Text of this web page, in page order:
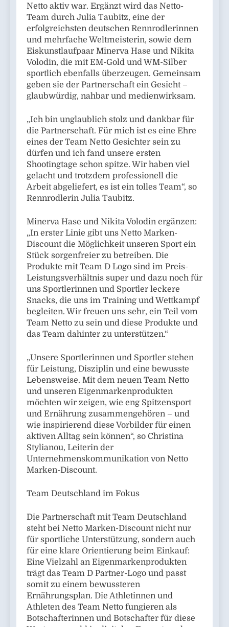
Netto aktiv war. Ergänzt wird das Netto-
Team durch Julia Taubitz, eine der
erfolgreichsten deutschen Rennrodlerinnen
und mehrfache Weltmeisterin, sowie dem
Eiskunstlaufpaar Minerva Hase und Nikita
Volodin, die mit EM-Gold und WM-Silber
sportlich ebenfalls überzeugen. Gemeinsam
geben sie der Partnerschaft ein Gesicht –
glaubwürdig, nahbar und medienwirksam.
„Ich bin unglaublich stolz und dankbar für
die Partnerschaft. Für mich ist es eine Ehre
eines der Team Netto Gesichter sein zu
dürfen und ich fand unsere ersten
Shootingtage schon spitze. Wir haben viel
gelacht und trotzdem professionell die
Arbeit abgeliefert, es ist ein tolles Team“, so
Rennrodlerin Julia Taubitz.
Minerva Hase und Nikita Volodin ergänzen:
„In erster Linie gibt uns Netto Marken-
Discount die Möglichkeit unseren Sport ein
Stück sorgenfreier zu betreiben. Die
Produkte mit Team D Logo sind im Preis-
Leistungsverhältnis super und dazu noch für
uns Sportlerinnen und Sportler leckere
Snacks, die uns im Training und Wettkampf
begleiten. Wir freuen uns sehr, ein Teil vom
Team Netto zu sein und diese Produkte und
das Team dahinter zu unterstützen.“
„Unsere Sportlerinnen und Sportler stehen
für Leistung, Disziplin und eine bewusste
Lebensweise. Mit dem neuen Team Netto
und unseren Eigenmarkenprodukten
möchten wir zeigen, wie eng Spitzensport
und Ernährung zusammengehören – und
wie inspirierend diese Vorbilder für einen
aktiven Alltag sein können“, so Christina
Stylianou, Leiterin der
Unternehmenskommunikation von Netto
Marken-Discount.
Team Deutschland im Fokus
Die Partnerschaft mit Team Deutschland
steht bei Netto Marken-Discount nicht nur
für sportliche Unterstützung, sondern auch
für eine klare Orientierung beim Einkauf:
Eine Vielzahl an Eigenmarkenprodukten
trägt das Team D Partner-Logo und passt
somit zu einem bewussteren
Ernährungsplan. Die Athletinnen und
Athleten des Team Netto fungieren als
Botschafterinnen und Botschafter für diese